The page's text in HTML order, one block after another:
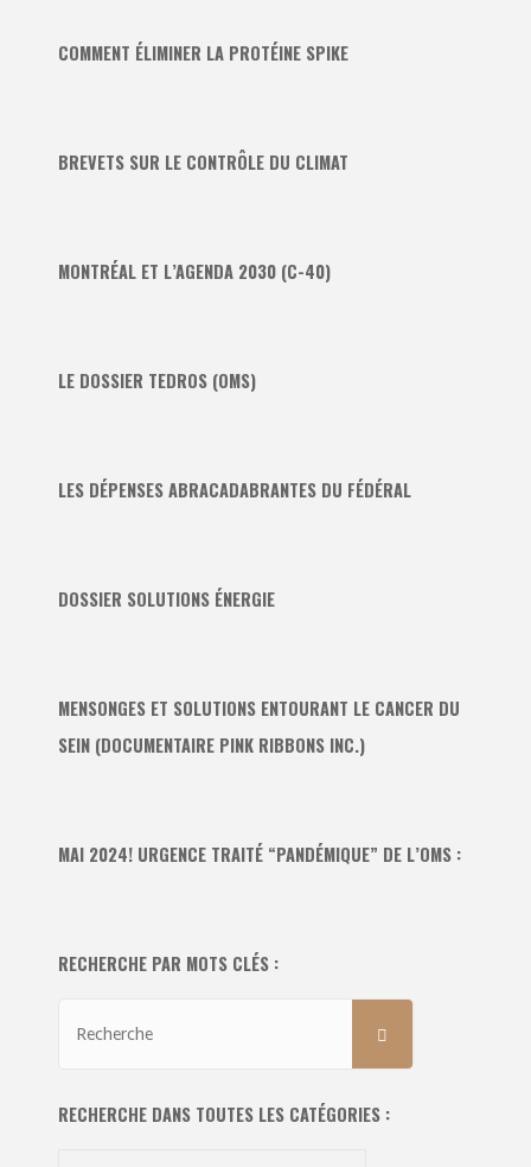
COMMENT ÉLIMINER LA PROTÉINE SPIKE
BREVETS SUR LE CONTRÔLE DU CLIMAT
MONTRÉAL ET L’AGENDA 2030 (C-40)
LE DOSSIER TEDROS (OMS)
LES DÉPENSES ABRACADABRANTES DU FÉDÉRAL
DOSSIER SOLUTIONS ÉNERGIE
MENSONGES ET SOLUTIONS ENTOURANT LE CANCER DU
SEIN (DOCUMENTAIRE PINK RIBBONS INC.)
MAI 2024! URGENCE TRAITÉ “PANDÉMIQUE” DE L’OMS :
RECHERCHE PAR MOTS CLÉS :
RECHERCHE
RECHERCHE DANS TOUTES LES CATÉGORIES :